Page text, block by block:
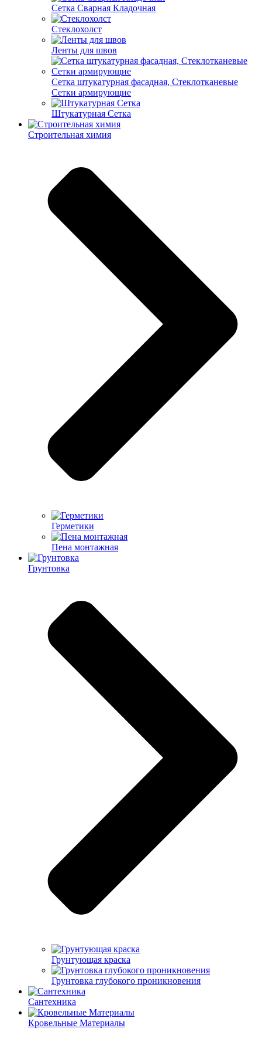
Cетка Сварная Кладочная
Cтеклохолст
Ленты для швов
Сетка штукатурная фасадная, Стеклотканевые
Сетки армирующие
Штукатурная Сетка
Строительная химия
Герметики
Пена монтажная
Грунтовка
Грунтующая краска
Грунтовка глубокого проникновения
Сантехника
Кровельные Материалы